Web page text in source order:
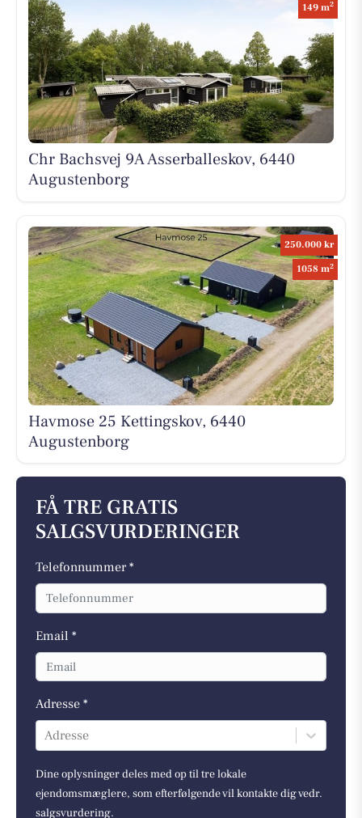
149 m2
Chr Bachsvej 9A Asserballeskov, 6440
Augustenborg
250.000 kr
1058 m2
Havmose 25 Kettingskov, 6440
Augustenborg
FÅ TRE GRATIS
SALGSVURDERINGER
Telefonnummer *
Email *
Adresse *
Adresse
Dine oplysninger deles med op til tre lokale
ejendomsmæglere, som efterfølgende vil kontakte dig vedr.
salgsvurdering.